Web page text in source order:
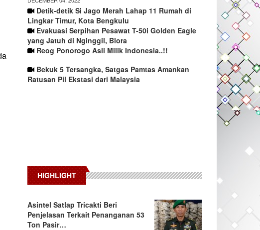
Detik-detik Si Jago Merah Lahap 11 Rumah di
Lingkar Timur, Kota Bengkulu
Evakuasi Serpihan Pesawat T-50i Golden Eagle
yang Jatuh di Nginggil, Blora
Reog Ponorogo Asli Milik Indonesia..!!
Bekuk 5 Tersangka, Satgas Pamtas Amankan
Ratusan Pil Ekstasi dari Malaysia
HIGHLIGHT
Asintel Satlap Tricakti Beri
Penjelasan Terkait Penanganan 53
Ton Pasir…